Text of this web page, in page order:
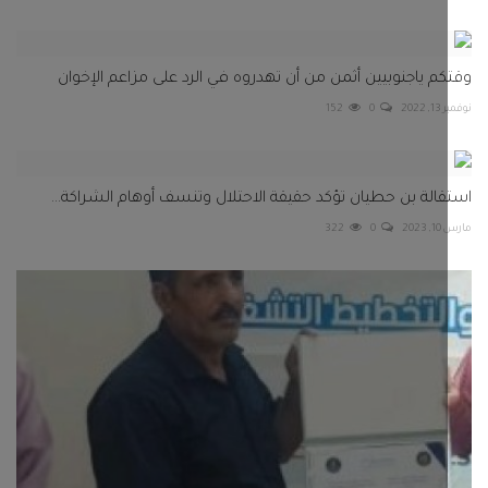
ياجنوبيين أثمن من أن تهدروه في الرد على مزاعم الإخوان
0
152
بن حطيان تؤكد حقيقة الاحتلال وتنسف أوهام الشراكة...
0
322